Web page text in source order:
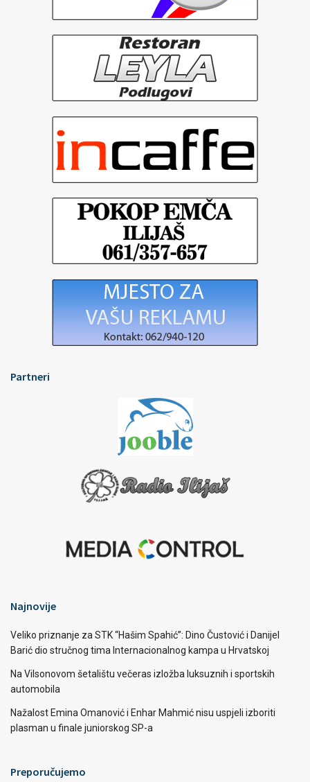
Partneri
Najnovije
Veliko priznanje za STK “Hašim Spahić”: Dino Čustović i Danijel
Barić dio stručnog tima Internacionalnog kampa u Hrvatskoj
Na Vilsonovom šetalištu večeras izložba luksuznih i sportskih
automobila
Nažalost Emina Omanović i Enhar Mahmić nisu uspjeli izboriti
plasman u finale juniorskog SP-a
Preporučujemo